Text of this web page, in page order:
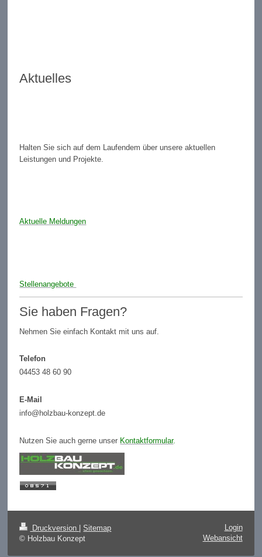
Aktuelles
Halten Sie sich auf dem Laufendem über unsere aktuellen
Leistungen und Projekte.
Aktuelle Meldungen
Stellenangebote
Sie haben Fragen?
Nehmen Sie einfach Kontakt mit uns auf.
Telefon
04453 48 60 90
E-Mail
info@holzbau-konzept.de
Nutzen Sie auch gerne unser Kontaktformular.
Druckversion | Sitemap
© Holzbau Konzept
Login
Webansicht